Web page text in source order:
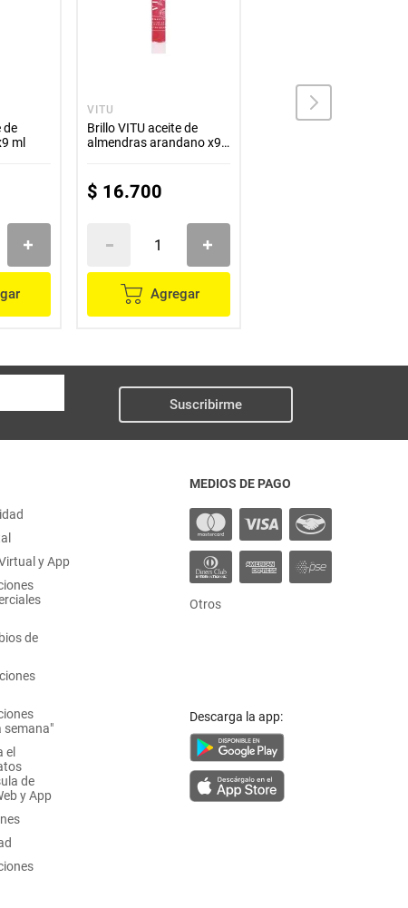
de
ml
VITU
Brillo VITU aceite de
almendras arandano x9
$ 16.700
Agregar
Suscribirme
y App
de
semana"
el
de
y App
MEDIOS DE PAGO
Otros
Descarga la app: